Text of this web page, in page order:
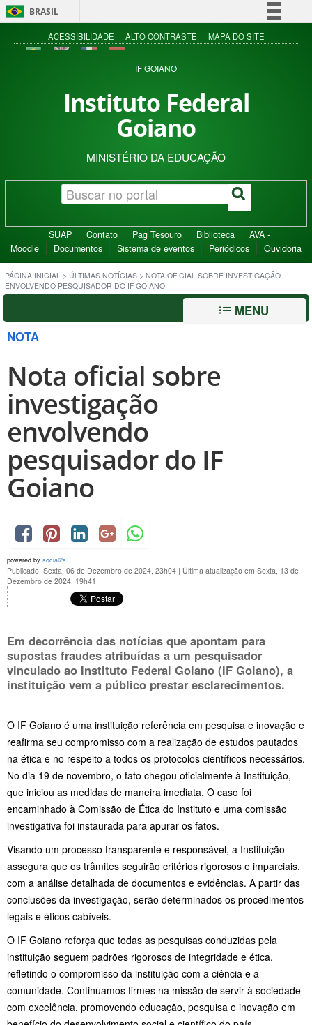
BRASIL
Simplifique!
Acesso à informação
ACESSIBILIDADE ALTO CONTRASTE MAPA DO SITE
IF GOIANO
Instituto Federal
Goiano
MINISTÉRIO DA EDUCAÇÃO
SUAP Contato Pag Tesouro Biblioteca
AVA -
Moodle
Documentos Sistema de eventos Periódicos Ouvidoria
PÁGINA INICIAL > ÚLTIMAS NOTÍCIAS > NOTA OFICIAL SOBRE INVESTIGAÇÃO
ENVOLVENDO PESQUISADOR DO IF GOIANO
MENU
NOTA
Nota oficial sobre
investigação
envolvendo
pesquisador do IF
Goiano
powered by social2s
Publicado: Sexta, 06 de Dezembro de 2024, 23h04 | Última atualização em Sexta, 13 de
Dezembro de 2024, 19h41
Em decorrência das notícias que apontam para
supostas fraudes atribuídas a um pesquisador
vinculado ao Instituto Federal Goiano (IF Goiano), a
instituição vem a público prestar esclarecimentos.
O IF Goiano é uma instituição referência em pesquisa e inovação e
reafirma seu compromisso com a realização de estudos pautados
na ética e no respeito a todos os protocolos científicos necessários.
No dia 19 de novembro, o fato chegou oficialmente à Instituição,
que iniciou as medidas de maneira imediata. O caso foi
encaminhado à Comissão de Ética do Instituto e uma comissão
investigativa foi instaurada para apurar os fatos.
Visando um processo transparente e responsável, a Instituição
assegura que os trâmites seguirão critérios rigorosos e imparciais,
com a análise detalhada de documentos e evidências. A partir das
conclusões da investigação, serão determinados os procedimentos
legais e éticos cabíveis.
O IF Goiano reforça que todas as pesquisas conduzidas pela
instituição seguem padrões rigorosos de integridade e ética,
refletindo o compromisso da instituição com a ciência e a
comunidade. Continuamos firmes na missão de servir à sociedade
com excelência, promovendo educação, pesquisa e inovação em